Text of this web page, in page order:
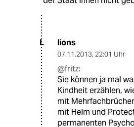
L lions
07.11.2013, 22:01 Uhr
@fritz:
Sie können ja mal
Kindheit erzählen,
mit
mit Helm und
permanenten